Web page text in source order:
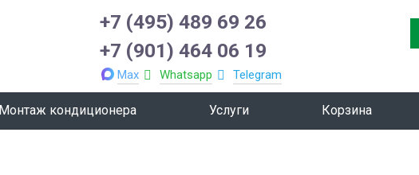
+7 (495) 489 69 26
+7 (901) 464 06 19
Max Whatsapp Telegram
Монтаж кондиционера Услуги Корзина